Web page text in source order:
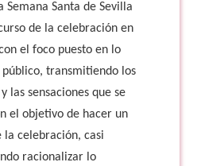
Semana Santa de Sevilla
de la celebración en
el foco puesto en lo
transmitiendo los
las sensaciones que se
el objetivo de hacer un
celebración, casi
racionalizar lo